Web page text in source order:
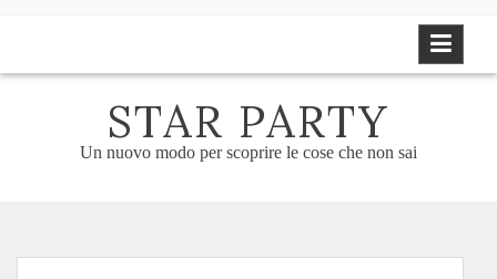
STAR PARTY
Un nuovo modo per scoprire le cose che non sai